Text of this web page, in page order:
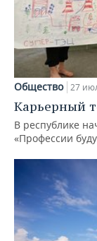
Общество 27
Карьерный
В республике
«Профессии